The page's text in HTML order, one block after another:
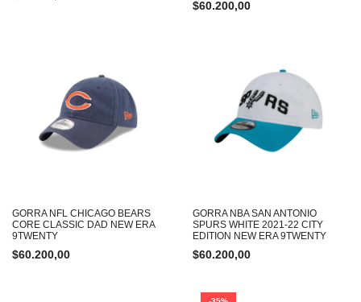
$60.200,00
GORRA NFL CHICAGO BEARS
CORE CLASSIC DAD NEW ERA
9TWENTY
$60.200,00
GORRA NBA SAN ANTONIO
SPURS WHITE 2021-22 CITY
EDITION NEW ERA 9TWENTY
$60.200,00